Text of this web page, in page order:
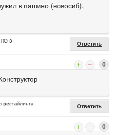
в пашино (новосиб),
3 Ответить
0
рестайлинга Ответить
0